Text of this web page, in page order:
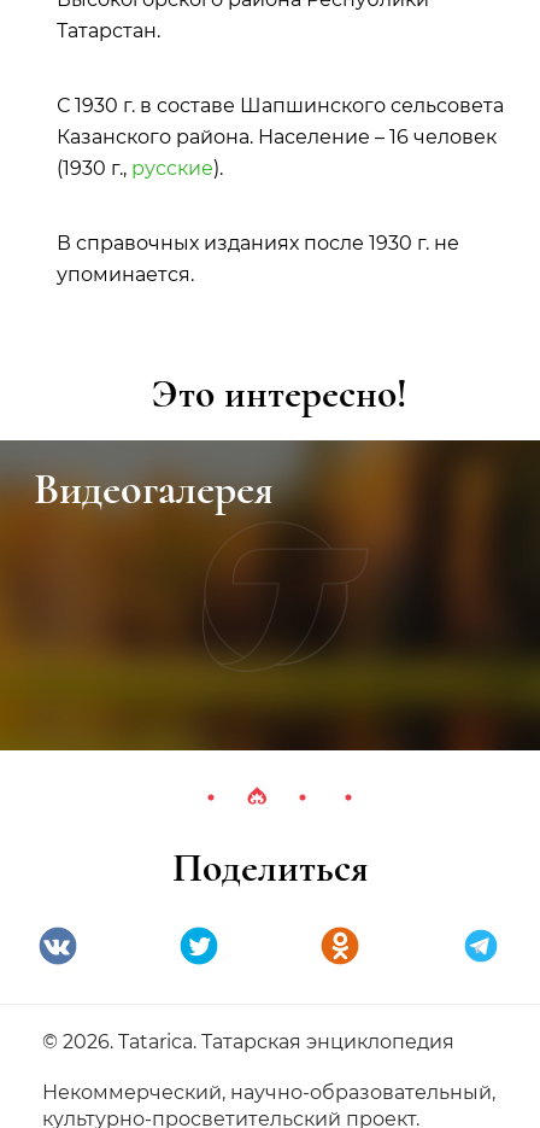
Татарстан.
С 1930 г. в составе Шапшинского сельсовета
Казанского района. Население – 16 человек
(1930 г., русские).
В справочных изданиях после 1930 г. не
упоминается.
Это интересно!
Видеогалерея
Поделиться
© 2026. Tatarica. Татарская энциклопедия
Некоммерческий, научно-образовательный,
культурно-просветительский проект.